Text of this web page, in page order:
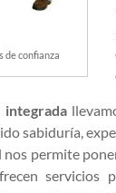
de confianza
integrada
sabiduría,
nos permite
servicios